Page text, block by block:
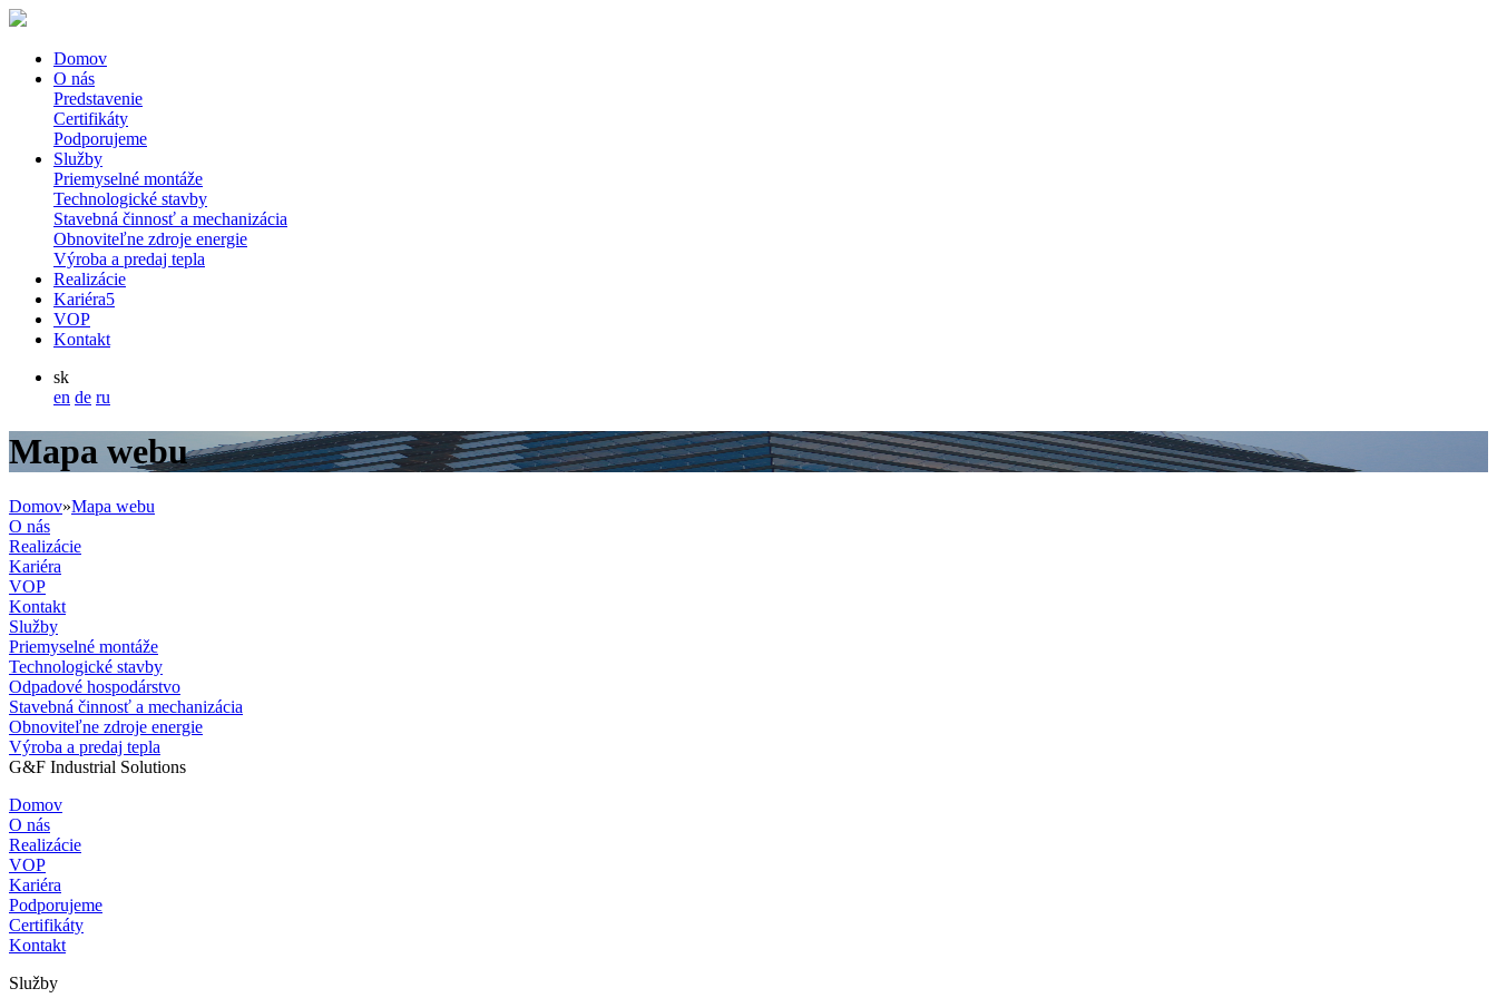
Domov
O nás
Predstavenie
Certifikáty
Podporujeme
Služby
Priemyselné montáže
Technologické stavby
Stavebná činnosť a mechanizácia
Obnoviteľne zdroje energie
Výroba a predaj tepla
Realizácie
Kariéra5
VOP
Kontakt
sk
en de ru
Mapa webu
Domov»Mapa webu
O nás
Realizácie
Kariéra
VOP
Kontakt
Služby
Priemyselné montáže
Technologické stavby
Odpadové hospodárstvo
Stavebná činnosť a mechanizácia
Obnoviteľne zdroje energie
Výroba a predaj tepla
G&F Industrial Solutions
Domov
O nás
Realizácie
VOP
Kariéra
Podporujeme
Certifikáty
Kontakt
Služby